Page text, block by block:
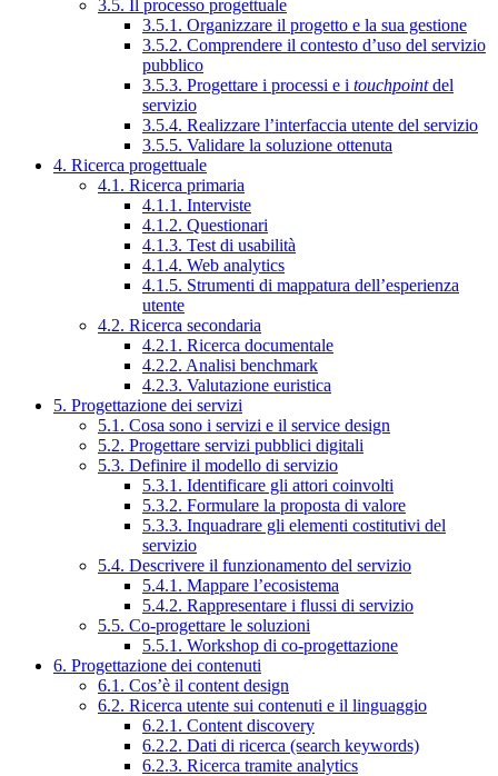
3.5. Il processo progettuale
3.5.1. Organizzare il progetto e la sua gestione
3.5.2. Comprendere il contesto d’uso del servizio
pubblico
3.5.3. Progettare i processi e i touchpointdel
servizio
3.5.4. Realizzare l’interfaccia utente del servizio
3.5.5. Validare la soluzione ottenuta
4. Ricerca progettuale
4.1. Ricerca primaria
4.1.1. Interviste
4.1.2. Questionari
4.1.3. Test di usabilità
4.1.4. Web analytics
4.1.5. Strumenti di mappatura dell’esperienza
utente
4.2. Ricerca secondaria
4.2.1. Ricerca documentale
4.2.2. Analisi benchmark
4.2.3. Valutazione euristica
5. Progettazione dei servizi
5.1. Cosa sono i servizi e il service design
5.2. Progettare servizi pubblici digitali
5.3. Definire il modello di servizio
5.3.1. Identificare gli attori coinvolti
5.3.2. Formulare la proposta di valore
5.3.3. Inquadrare gli elementi costitutivi del
servizio
5.4. Descrivere il funzionamento del servizio
5.4.1. Mappare l’ecosistema
5.4.2. Rappresentare i flussi di servizio
5.5. Co-progettare le soluzioni
5.5.1. Workshop di co-progettazione
6. Progettazione dei contenuti
6.1. Cos’è il content design
6.2. Ricerca utente sui contenuti e il linguaggio
6.2.1. Content discovery
6.2.2. Dati di ricerca (search keywords)
6.2.3. Ricerca tramite analytics